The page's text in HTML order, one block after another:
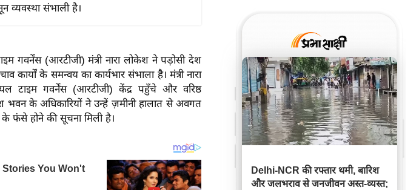
व्यवस्था संभाली है।
गवर्नेंस (आरटीजी) मंत्री नारा लोकेश ने पड़ोसी देश
कार्यों के समन्वय का कार्यभार संभाला है। मंत्री नारा
टाइम गवर्नेंस (आरटीजी) केंद्र पहुँचे और वरिष्ठ
भवन के अधिकारियों ने उन्हें ज़मीनी हालात से अवगत
फंसे होने की सूचना मिली है।
Delhi-NCR की रफ्तार थमी, बारिश
और जलभराव से जनजीवन अस्त-व्यस्त;